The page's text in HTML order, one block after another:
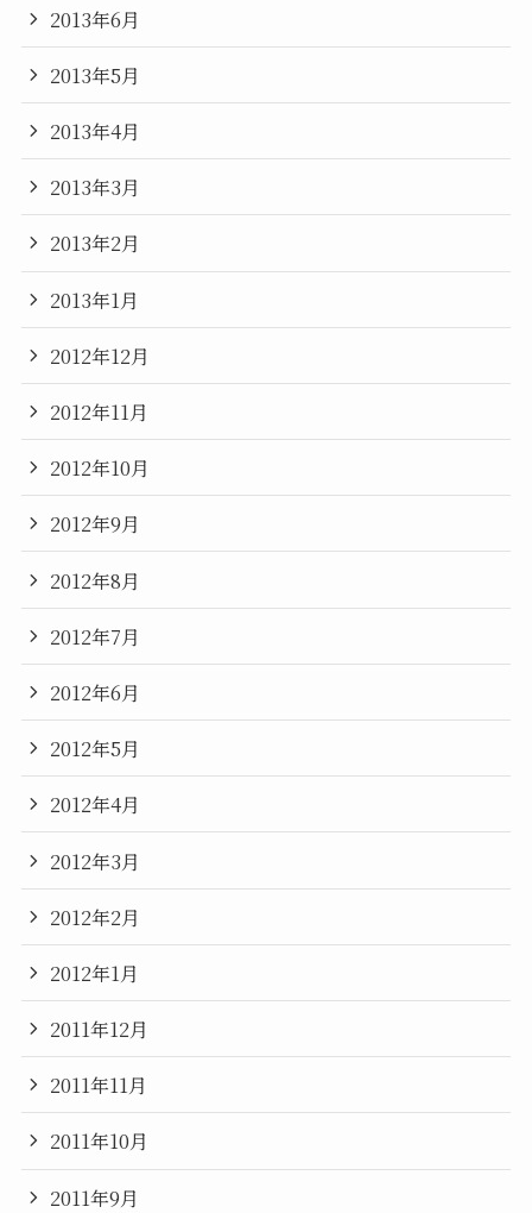
2013年6月
2013年5月
2013年4月
2013年3月
2013年2月
2013年1月
2012年12月
2012年11月
2012年10月
2012年9月
2012年8月
2012年7月
2012年6月
2012年5月
2012年4月
2012年3月
2012年2月
2012年1月
2011年12月
2011年11月
2011年10月
2011年9月